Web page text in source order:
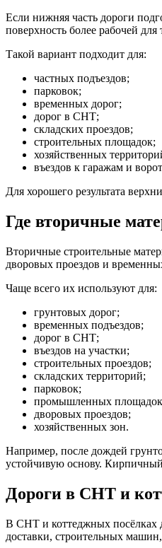
Если нижняя часть дороги
поверхность более рабочей для
Такой вариант подходит для:
частных подъездов;
парковок;
временных дорог;
дорог в СНТ;
складских проездов;
строительных площадок;
хозяйственных
въездов к гаражам и
Для хорошего результата
Где вторичные
Вторичные строительные
дворовых проездов и
Чаще всего их используют для:
грунтовых дорог;
временных подъездов;
дорог в СНТ;
въездов на участки;
строительных проездов;
складских территорий;
парковок;
промышленных
дворовых проездов;
хозяйственных зон.
Например, после дождей
устойчивую основу.
Дороги в СНТ и
В СНТ и коттеджных посёлках
доставки, строительных